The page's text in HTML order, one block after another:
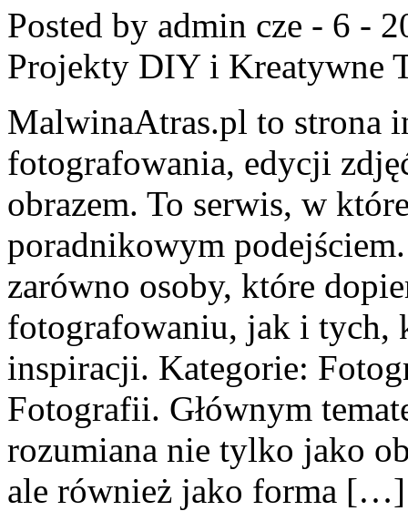
Posted by admin cze - 6 -
Projekty DIY i Kreatywne
MalwinaAtras.pl to strona
fotografowania, edycji
obrazem. To serwis, w
poradnikowym
zarówno osoby, które
fotografowaniu, jak i tych,
inspiracji. Kategorie:
Fotografii. Głównym
rozumiana nie tylko jako
ale również jako forma […]